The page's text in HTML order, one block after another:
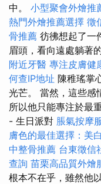
中。 小型聚會外燴推
熱門外燴推薦選擇 徵
骨推薦 彷彿想起了一
眉頭，看向遠處躺著
附近牙醫 專注皮膚健
何查IP地址 陳稚瑤掌
光芒。 當然，這些感
所以他只能專注於最
- 生日派對 脹氣按摩
膚色的最佳選擇：美
中整骨推薦 台東徵信
查詢 苗栗高品質外燴
根本不在乎，雖然他